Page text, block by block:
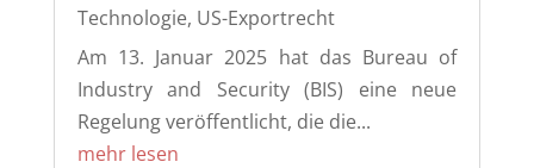
Technologie, US-Exportrecht
Am 13. Januar 2025 hat das Bureau of
Industry and Security (BIS) eine neue
Regelung veröffentlicht, die die...
mehr lesen